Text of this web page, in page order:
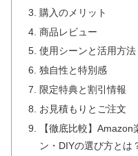
購入のメリット
商品レビュー
使用シーンと活用方法
独自性と特別感
限定特典と割引情報
お見積もりとご注文
【徹底比較】
ン・DIYの選び方とは